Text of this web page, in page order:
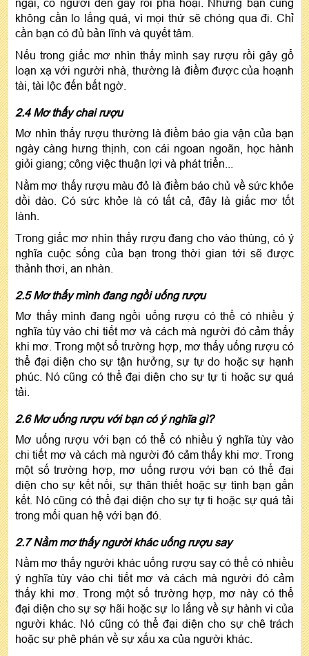
ngại, có người đến gây rối phá hoại. Nhưng bạn cũng
không cần lo lắng quá, vì mọi thứ sẽ chóng qua đi. Chỉ
cần bạn có đủ bản lĩnh và quyết tâm.
Nếu trong giấc mơ nhìn thấy mình say rượu rồi gây gổ
loạn xạ với người nhà, thường là điềm được của hoạnh
tài, tài lộc đến bất ngờ.
2.4 Mơ thấy chai rượu
Mơ nhìn thấy rượu thường là điềm báo gia vận của bạn
ngày càng hưng thịnh, con cái ngoan ngoãn, học hành
giỏi giang; công việc thuận lợi và phát triển...
Nằm mơ thấy rượu màu đỏ là điềm báo chủ về sức khỏe
dồi dào. Có sức khỏe là có tất cả, đây là giấc mơ tốt
lành.
Trong giấc mơ nhìn thấy rượu đang cho vào thùng, có ý
nghĩa cuộc sống của bạn trong thời gian tới sẽ được
thảnh thơi, an nhàn.
2.5 Mơ thấy mình đang ngồi uống rượu
Mơ thấy mình đang ngồi uống rượu có thể có nhiều ý
nghĩa tùy vào chi tiết mơ và cách mà người đó cảm thấy
khi mơ. Trong một số trường hợp, mơ thấy uống rượu có
thể đại diện cho sự tận hưởng, sự tự do hoặc sự hạnh
phúc. Nó cũng có thể đại diện cho sự tự ti hoặc sự quá
tải.
2.6 Mơ uống rượu với bạn có ý nghĩa gì?
Mơ uống rượu với bạn có thể có nhiều ý nghĩa tùy vào
chi tiết mơ và cách mà người đó cảm thấy khi mơ. Trong
một số trường hợp, mơ uống rượu với bạn có thể đại
diện cho sự kết nối, sự thân thiết hoặc sự tình bạn gắn
kết. Nó cũng có thể đại diện cho sự tự ti hoặc sự quá tải
trong mối quan hệ với bạn đó.
2.7 Nằm mơ thấy người khác uống rượu say
Nằm mơ thấy người khác uống rượu say có thể có nhiều
ý nghĩa tùy vào chi tiết mơ và cách mà người đó cảm
thấy khi mơ. Trong một số trường hợp, mơ này có thể
đại diện cho sự sợ hãi hoặc sự lo lắng về sự hành vi của
người khác. Nó cũng có thể đại diện cho sự chê trách
hoặc sự phê phán về sự xấu xa của người khác.